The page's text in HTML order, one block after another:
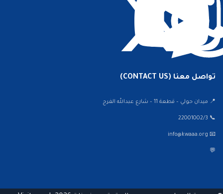
تواصل معنا (CONTACT US)
📍 ميدان حولي – قطعة 11 – شارع عبدالله الفرج
📞 22001002/3
📧 info@kwaaa.org
💬